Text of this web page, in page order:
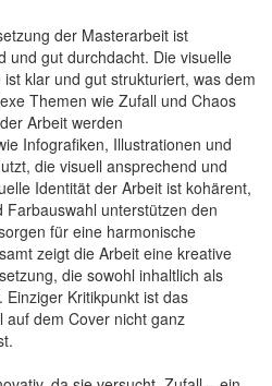
der Masterarbeit ist
und gut durchdacht. Die visuelle
klar und gut strukturiert, was dem
Themen wie Zufall und Chaos
Arbeit werden
Infografiken, Illustrationen und
die visuell ansprechend und
Identität der Arbeit ist kohärent,
Farbauswahl unterstützen den
für eine harmonische
zeigt die Arbeit eine kreative
die sowohl inhaltlich als
Kritikpunkt ist das
auf dem Cover nicht ganz